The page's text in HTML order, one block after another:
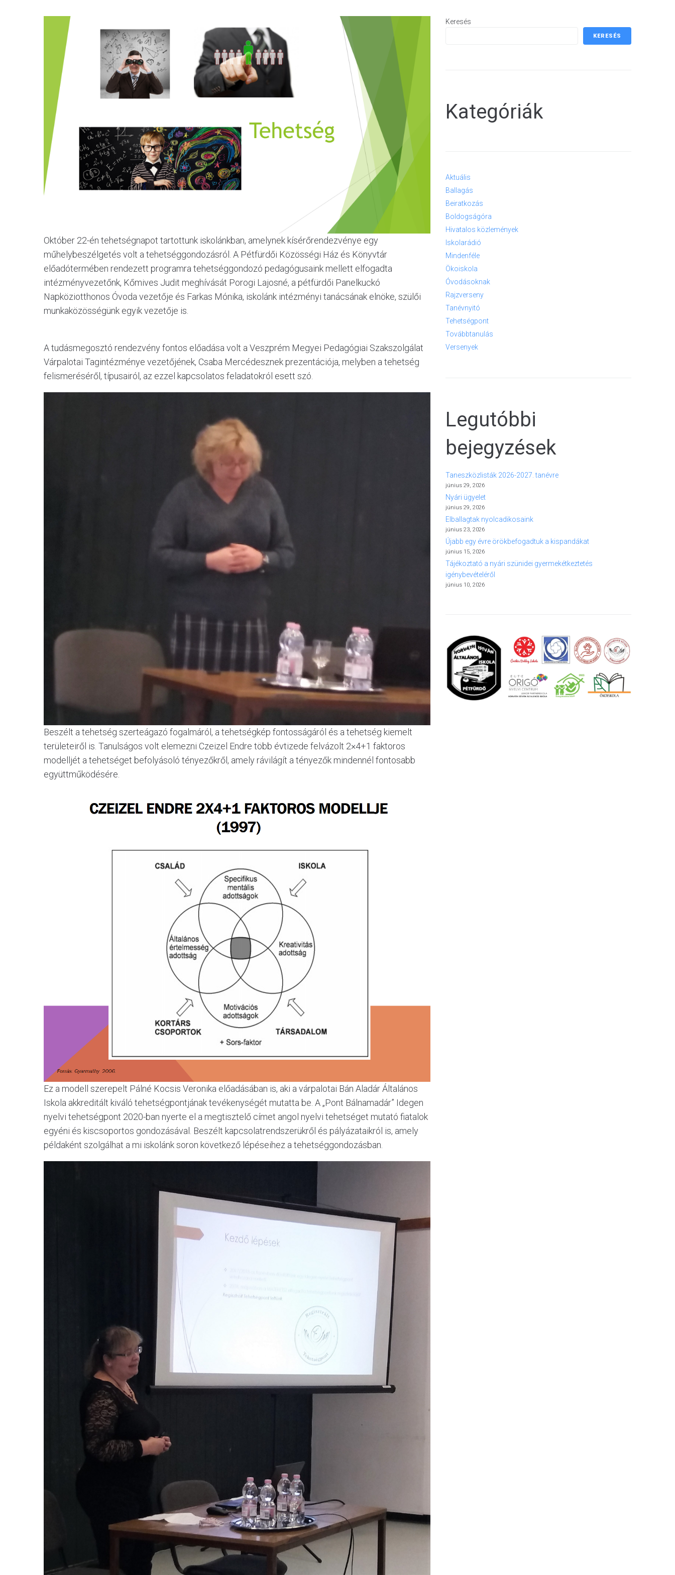
Október 22-én tehetségnapot tartottunk iskolánkban, amelynek kísérőrendezvénye egy
műhelybeszélgetés volt a tehetséggondozásról. A Pétfürdői Közösségi Ház és Könyvtár
előadótermében rendezett programra tehetséggondozó pedagógusaink mellett elfogadta
intézményvezetőnk, Kőmives Judit meghívását Porogi Lajosné, a pétfürdői Panelkuckó
Napköziotthonos Óvoda vezetője és Farkas Mónika, iskolánk intézményi tanácsának elnöke, szülői
munkaközösségünk egyik vezetője is.
A tudásmegosztó rendezvény fontos előadása volt a Veszprém Megyei Pedagógiai Szakszolgálat
Várpalotai Tagintézménye vezetőjének, Csaba Mercédesznek prezentációja, melyben a tehetség
felismeréséről, típusairól, az ezzel kapcsolatos feladatokról esett szó.
Beszélt a tehetség szerteágazó fogalmáról, a tehetségkép fontosságáról és a tehetség kiemelt
területeiről is. Tanulságos volt elemezni Czeizel Endre több évtizede felvázolt 2×4+1 faktoros
modelljét a tehetséget befolyásoló tényezőkről, amely rávilágít a tényezők mindennél fontosabb
együttműködésére.
Ez a modell szerepelt Pálné Kocsis Veronika előadásában is, aki a várpalotai Bán Aladár Általános
Iskola akkreditált kiváló tehetségpontjának tevékenységét mutatta be. A „Pont Bálnamadár” Idegen
nyelvi tehetségpont 2020-ban nyerte el a megtisztelő címet angol nyelvi tehetséget mutató fiatalok
egyéni és kiscsoportos gondozásával. Beszélt kapcsolatrendszerükről és pályázataikról is, amely
példaként szolgálhat a mi iskolánk soron következő lépéseihez a tehetséggondozásban.
Keresés
KERESÉS
Kategóriák
Aktuális
Ballagás
Beiratkozás
Boldogságóra
Hivatalos közlemények
Iskolarádió
Mindenféle
Ökoiskola
Óvodásoknak
Rajzverseny
Tanévnyitó
Tehetségpont
Továbbtanulás
Versenyek
Legutóbbi
bejegyzések
Taneszközlisták 2026-2027. tanévre
június 29, 2026
Nyári ügyelet
június 29, 2026
Elballagtak nyolcadikosaink
június 23, 2026
Újabb egy évre örökbefogadtuk a kispandákat
június 15, 2026
Tájékoztató a nyári szünidei gyermekétkeztetés
igénybevételéről
június 10, 2026